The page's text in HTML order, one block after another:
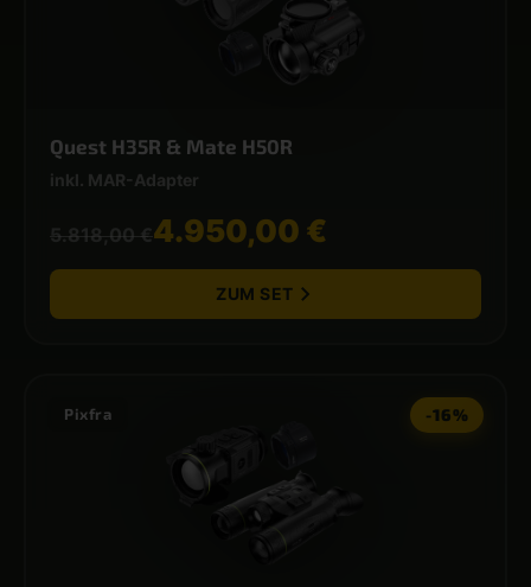
Quest H35R & Mate H50R
inkl. MAR-Adapter
5.818,00 € 4.950,00 €
ZUM SET
-16%
Pixfra